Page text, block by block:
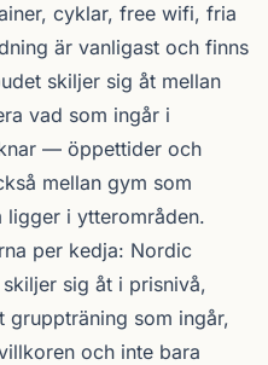
cyklar, free wifi, fria
är vanligast och finns
skiljer sig åt mellan
vad som ingår i
— öppettider och
mellan gym som
ligger i ytterområden.
per kedja: Nordic
sig åt i prisnivå,
gruppträning som ingår,
och inte bara